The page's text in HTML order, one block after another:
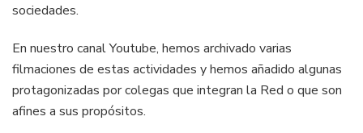
sociedades.
En nuestro canal Youtube, hemos archivado varias
filmaciones de estas actividades y hemos añadido algunas
protagonizadas por colegas que integran la Red o que son
afines a sus propósitos.